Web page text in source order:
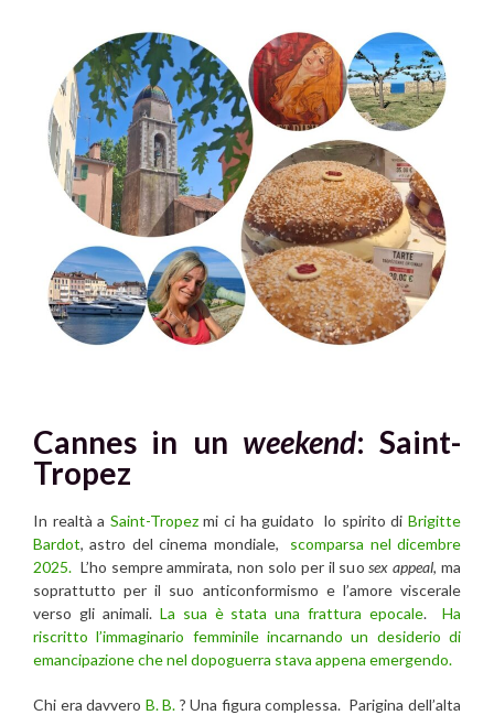
Cannes in un weekend: Saint-
Tropez
In realtà a Saint-Tropezmi ci ha guidato lo spirito di Brigitte
Bardot, astro del cinema mondiale,
scomparsa nel dicembre
2025. L’ho sempre ammirata, non solo per il suosex appeal, ma
soprattutto per il suo anticonformismo e l’amore viscerale
verso gli animali. La sua è stata una frattura epocale.Ha
riscritto l’immaginario femminile incarnando un desiderio di
emancipazione che nel dopoguerra stava appena emergendo.
Chi era davvero B. B. ? Una figura complessa. Parigina dell’alta